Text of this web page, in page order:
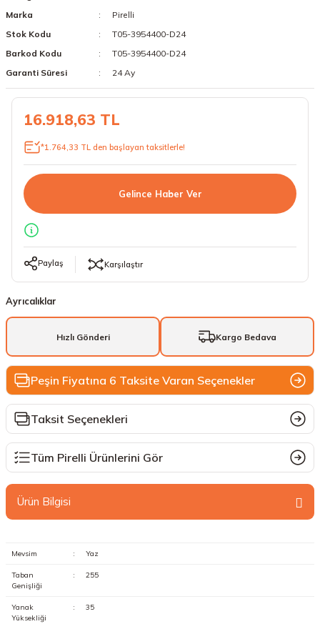
19 Lastikler
20 Lastikler
23 Lastikler
Marka
Pirelli
Stok Kodu
T05-3954400-D24
Barkod Kodu
T05-3954400-D24
Garanti Süresi
24 Ay
16.918,63 TL
*1.764,33 TL den başlayan taksitlerle!
Gelince Haber Ver
Paylaş Karşılaştır
Ayrıcalıklar
Hızlı Gönderi Kargo Bedava
Peşin Fiyatına 6 Taksite Varan Seçenekler
Taksit Seçenekleri
Tüm Pirelli Ürünlerini Gör
Ürün Bilgisi
Mevsim : Yaz
Taban
Genişliği
: 255
Yanak
Yüksekliği
: 35